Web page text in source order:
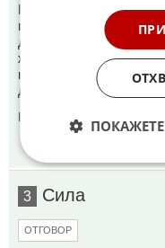
Кастинга в зооппарка
години африканнците
даже пода не са
животтните. Сега ги
корабите им щяха да
да ги събират и карат
Коментиран от
3 Сила
ОТГОВОР